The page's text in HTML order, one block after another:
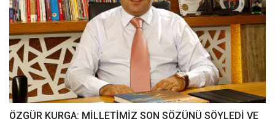
ÖZGÜR KURGA: MİLLETİMİZ SON SÖZÜNÜ SÖYLEDİ VE